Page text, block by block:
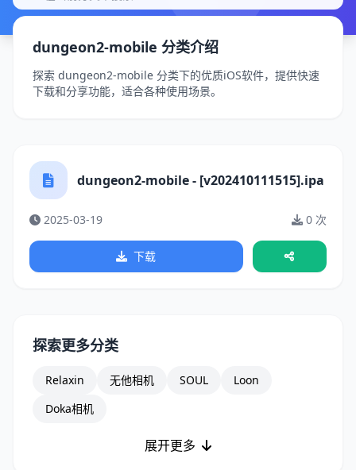
dungeon2-mobile 分类介绍
探索 dungeon2-mobile 分类下的优质iOS软件，提供快速
下载和分享功能，适合各种使用场景。
dungeon2-mobile - [v202410111515].ipa
2025-03-19 0 次
下载
探索更多分类
Relaxin 无他相机 SOUL
Loon
Doka相机
展开更多